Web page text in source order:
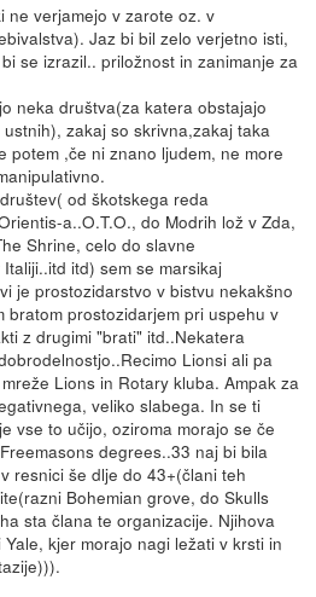
ne verjamejo v zarote oz. v
Jaz bi bil zelo verjetno isti,
se izrazil.. priložnost in zanimanje za
neka društva(za katera obstajajo
zakaj so skrivna,zakaj taka
potem ,če ni znano ljudem, ne more
od škotskega reda
a..O.T.O., do Modrih lož v Zda,
Shrine, celo do slavne
itd) sem se marsikaj
je prostozidarstvo v bistvu nekakšno
bratom prostozidarjem pri uspehu v
z drugimi "brati" itd..Nekatera
Lionsi ali pa
Lions in Rotary kluba. Ampak za
veliko slabega. In se ti
vse to učijo, oziroma morajo se če
degrees..33 naj bi bila
resnici še dlje do 43+(člani teh
Bohemian grove, do Skulls
sta člana te organizacije. Njihova
kjer morajo nagi ležati v krsti in